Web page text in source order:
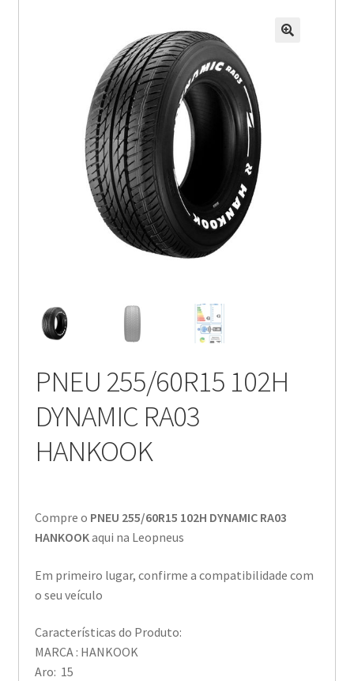
PNEU 255/60R15 102H
DYNAMIC RA03
HANKOOK
Compre o PNEU 255/60R15 102H DYNAMIC RA03
HANKOOKaqui na Leopneus
Em primeiro lugar, confirme a compatibilidade com
o seu veículo
Características do Produto:
MARCA : HANKOOK
Aro: 15